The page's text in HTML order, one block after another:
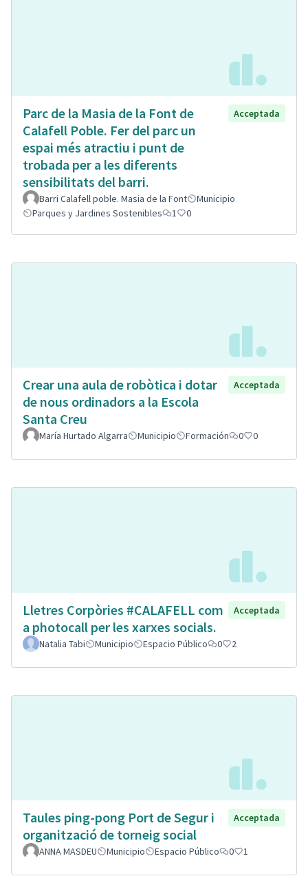
Parc de la Masia de la Font de
Calafell Poble. Fer del parc un
espai més atractiu i punt de
trobada per a les diferents
sensibilitats del barri.
Acceptada
Barri Calafell poble. Masia de la Font
Municipio
Parques y Jardines Sostenibles
1 0
Crear una aula de robòtica i dotar
de nous ordinadors a la Escola
Santa Creu
Acceptada
María Hurtado Algarra Municipio Formación 0 0
Lletres Corpòries #CALAFELL com
a photocall per les xarxes socials.
Acceptada
Natalia Tabi Municipio Espacio Público 0 2
Taules ping-pong Port de Segur i
organització de torneig social
Acceptada
ANNA MASDEU Municipio Espacio Público 0 1